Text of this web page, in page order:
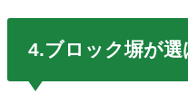
4.ブロック塀が